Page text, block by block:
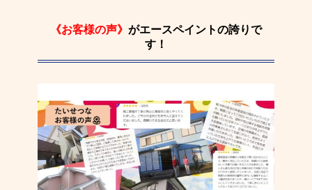
《お客様の声》 がエースペイントの誇りで
す！